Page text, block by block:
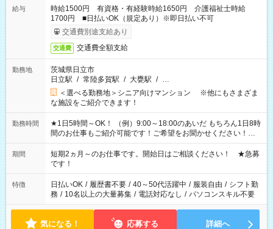
給与
時給1500円 有資格・有経験時給1650円 介護福祉士時給
1700円 ■日払いOK（規定あり）※即日払い不可
交通費別途支給あり
交通費 交通費全額支給
勤務地
茨城県日立市
日立駅 / 常陸多賀駅 / 大甕駅 / …
＜選べる勤務地＞シニア向けマンション ※他にもさまざま
な施設をご紹介できます！
勤務時間
★1日5時間～OK！ （例）9:00～18:00のあいだ もちろん1日8時
間のお仕事もご紹介可能です！ご希望をお聞かせください！★
家庭の都合でお休みが必要な場合も遠慮なくご相談ください。
※週最低15時間以上の勤務が必要です
期間
短期2ヵ月～のお仕事です。開始日はご相談ください！ ★急募
です！
特徴 日払いOK / 履歴書不要 / 40～50代活躍中 / 服装自由 / シフト勤
務 / 10名以上の大量募集 / 電話対応なし / パソコンスキル不要
気になる！ 応募する 詳細へ